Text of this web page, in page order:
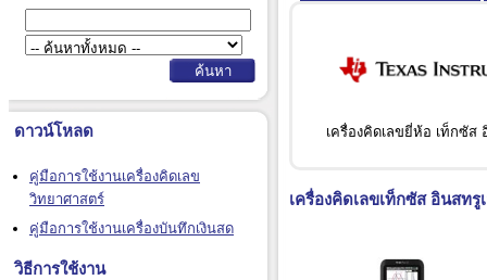
ดาวน์โหลด
คู่มือการใช้งานเครื่องคิดเลข
วิทยาศาสตร์
คู่มือการใช้งานเครื่องบันทึกเงินสด
วิธีการใช้งาน
เครื่องคิดเลขยี่ห้อ เท็กซัส
เครื่องคิดเลขเท็กซัส อินสทรู